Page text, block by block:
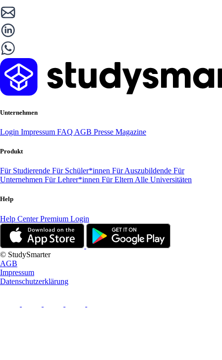
Unternehmen
Login Impressum FAQ AGB Presse Magazine
Produkt
Für Studierende Für Schüler*innen Für Auszubildende Für
Unternehmen Für Lehrer*innen Für Eltern Alle Universitäten
Help
Help CenterPremium Login
© StudySmarter
AGB
Impressum
Datenschutzerklärung